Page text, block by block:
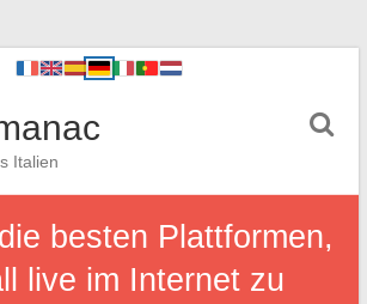
Italien
besten Plattformen,
live im Internet zu